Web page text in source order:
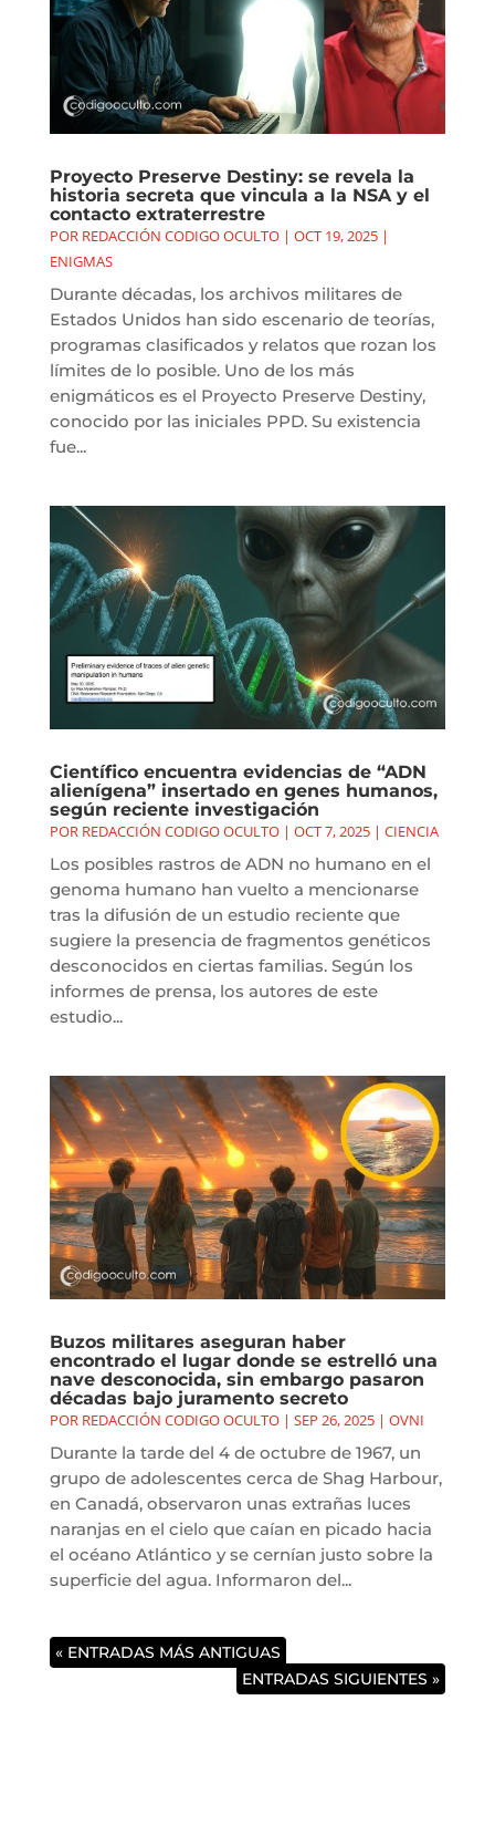
Proyecto Preserve Destiny: se revela la
historia secreta que vincula a la NSA y el
contacto extraterrestre
POR REDACCIÓN CODIGO OCULTO| OCT 19, 2025|
ENIGMAS
Durante décadas, los archivos militares de
Estados Unidos han sido escenario de teorías,
programas clasificados y relatos que rozan los
límites de lo posible. Uno de los más
enigmáticos es el Proyecto Preserve Destiny,
conocido por las iniciales PPD. Su existencia
fue...
Científico encuentra evidencias de “ADN
alienígena” insertado en genes humanos,
según reciente investigación
POR REDACCIÓN CODIGO OCULTO| OCT 7, 2025| CIENCIA
Los posibles rastros de ADN no humano en el
genoma humano han vuelto a mencionarse
tras la difusión de un estudio reciente que
sugiere la presencia de fragmentos genéticos
desconocidos en ciertas familias. Según los
informes de prensa, los autores de este
estudio...
Buzos militares aseguran haber
encontrado el lugar donde se estrelló una
nave desconocida, sin embargo pasaron
décadas bajo juramento secreto
POR REDACCIÓN CODIGO OCULTO| SEP 26, 2025| OVNI
Durante la tarde del 4 de octubre de 1967, un
grupo de adolescentes cerca de Shag Harbour,
en Canadá, observaron unas extrañas luces
naranjas en el cielo que caían en picado hacia
el océano Atlántico y se cernían justo sobre la
superficie del agua. Informaron del...
« ENTRADAS MÁS ANTIGUAS
ENTRADAS SIGUIENTES »